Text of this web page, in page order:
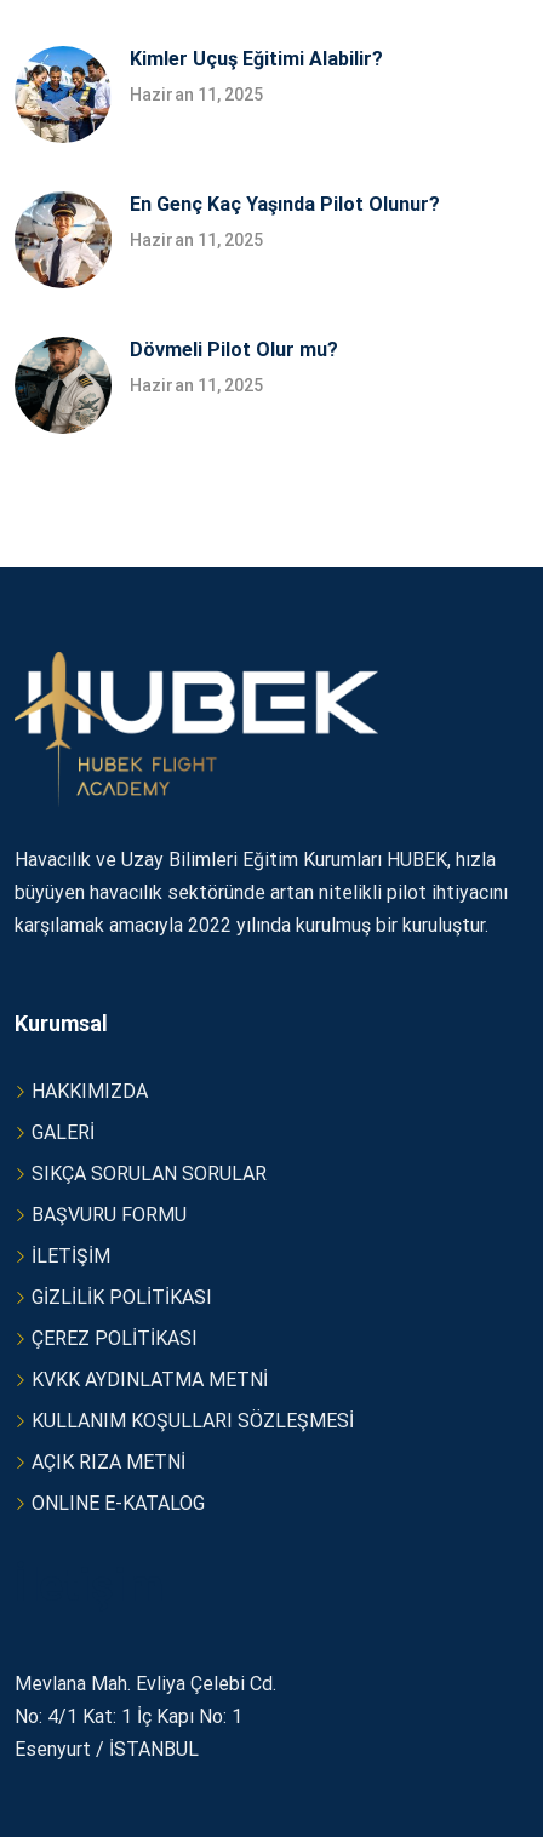
Kimler Uçuş Eğitimi Alabilir?
Haziran 11, 2025
En Genç Kaç Yaşında Pilot Olunur?
Haziran 11, 2025
Dövmeli Pilot Olur mu?
Haziran 11, 2025
Havacılık ve Uzay Bilimleri Eğitim Kurumları HUBEK, hızla
büyüyen havacılık sektöründe artan nitelikli pilot ihtiyacını
karşılamak amacıyla 2022 yılında kurulmuş bir kuruluştur.
Kurumsal
HAKKIMIZDA
GALERİ
SIKÇA SORULAN SORULAR
BAŞVURU FORMU
İLETİŞİM
GİZLİLİK POLİTİKASI
ÇEREZ POLİTİKASI
KVKK AYDINLATMA METNİ
KULLANIM KOŞULLARI SÖZLEŞMESİ
AÇIK RIZA METNİ
ONLINE E-KATALOG
Mevlana Mah. Evliya Çelebi Cd.
No: 4/1 Kat: 1 İç Kapı No: 1
Esenyurt / İSTANBUL